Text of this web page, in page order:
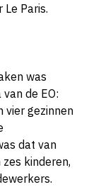
Paris.
was
de EO:
vier gezinnen
dat van
kinderen,